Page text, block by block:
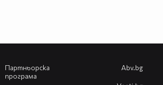
Партньорска
програма
Abv.bg